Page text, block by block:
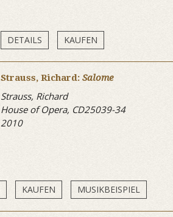
DETAILS KAUFEN
Strauss, Richard: Salome
Strauss, Richard
House of Opera, CD25039-34
2010
KAUFEN MUSIKBEISPIEL